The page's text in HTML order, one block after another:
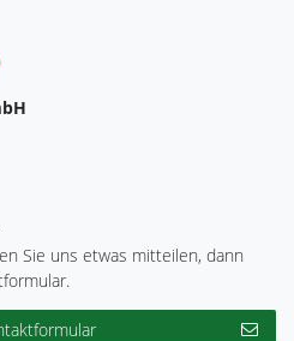
Sie uns etwas mitteilen, dann